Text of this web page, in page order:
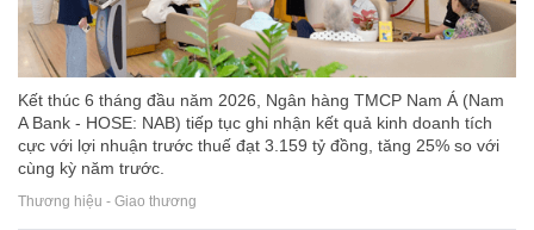
Kết thúc 6 tháng đầu năm 2026, Ngân hàng TMCP Nam Á (Nam
A Bank - HOSE: NAB) tiếp tục ghi nhận kết quả kinh doanh tích
cực với lợi nhuận trước thuế đạt 3.159 tỷ đồng, tăng 25% so với
cùng kỳ năm trước.
Thương hiệu - Giao thương